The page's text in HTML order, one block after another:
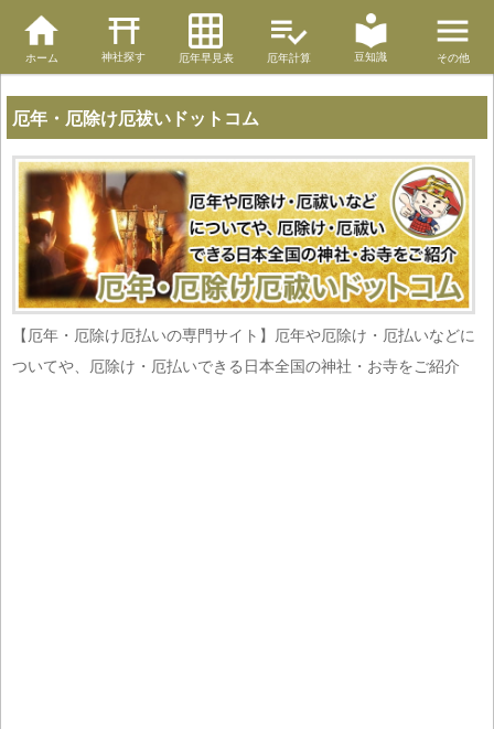
ホーム 神社探す 厄年早見表 厄年計算 豆知識 その他
厄年・厄除け厄祓いドットコム
【厄年・厄除け厄払いの専門サイト】厄年や厄除け・厄払いなどに
ついてや、厄除け・厄払いできる日本全国の神社・お寺をご紹介